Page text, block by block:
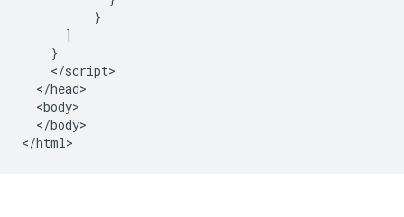
          }
      ]
    }
    </script>
  </head>
  <body>
  </body>
</html>